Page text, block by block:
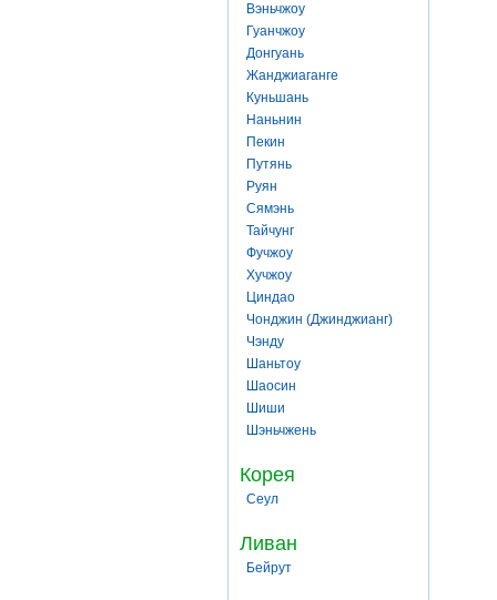
Вэньчжоу
Гуанчжоу
Донгуань
Жанджиаганге
Куньшань
Наньнин
Пекин
Путянь
Руян
Сямэнь
Тайчунг
Фучжоу
Хучжоу
Циндао
Чонджин (Джинджианг)
Чэнду
Шаньтоу
Шаосин
Шиши
Шэньчжень
Корея
Сеул
Ливан
Бейрут